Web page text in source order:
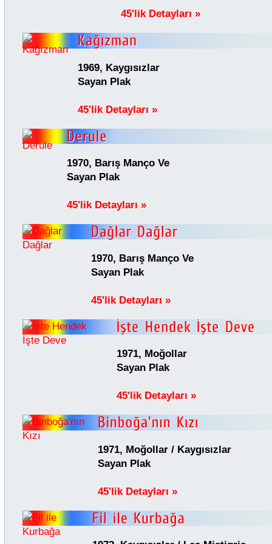
45'lik Detayları »
1969, Kaygısızlar
Sayan Plak
45'lik Detayları »
1970, Barış Manço Ve
Sayan Plak
45'lik Detayları »
1970, Barış Manço Ve
Sayan Plak
45'lik Detayları »
1971, Moğollar
Sayan Plak
45'lik Detayları »
1971, Moğollar / Kaygısızlar
Sayan Plak
45'lik Detayları »